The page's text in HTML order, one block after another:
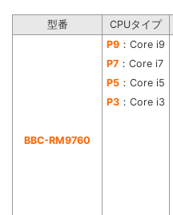
型番 CPUタイプ
BBC-RM9760
P9 ：Core i9
P7 ：Core i7
P5 ：Core i5
P3 ：Core i3